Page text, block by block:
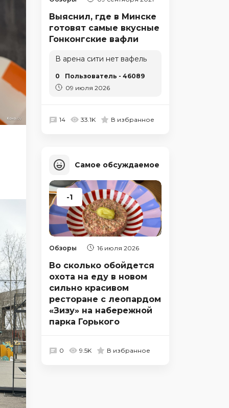
Выяснил, где в Минске
готовят самые вкусные
Гонконгские вафли
В арена сити нет вафель
0
Пользователь - 46089
09 июля 2026
14 33.1K В избранное
Самое обсуждаемое
-1
Обзоры 16 июля 2026
Во сколько обойдется
охота на еду в новом
сильно красивом
ресторане с леопардом
«Зизу» на набережной
парка Горького
0 9.5K В избранное